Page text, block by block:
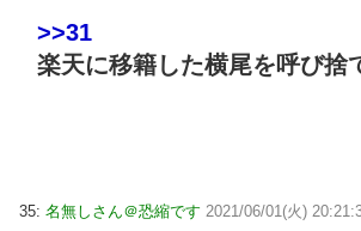
>>31
楽天に移籍した横尾を呼び捨
35: 名無しさん＠恐縮です 2021/06/01(火)